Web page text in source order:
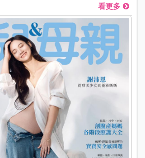
看更多